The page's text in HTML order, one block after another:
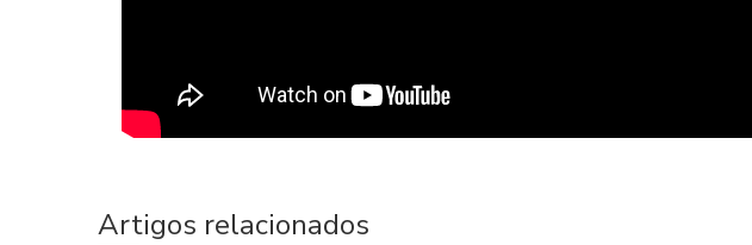
Artigos relacionados